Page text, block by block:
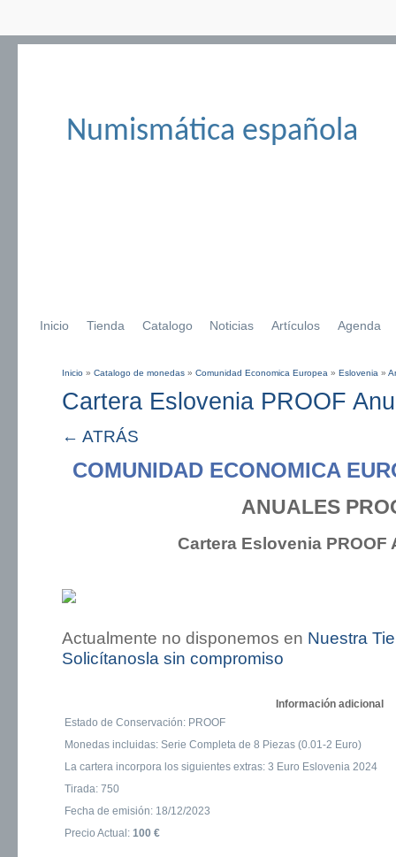
Numismática española
Inicio Tienda Catalogo Noticias Artículos Agenda
Se encuentra usted aquí
Inicio » Catalogo de monedas » Comunidad Economica Europea » Eslovenia »
Cartera Eslovenia PROOF
← ATRÁS
COMUNIDAD ECONOMICA
ANUALES
Cartera Eslovenia PROOF
Actualmente no disponemos en Nuestra
Solicítanosla sin compromiso
Información adicional
Estado de Conservación: PROOF
Monedas incluidas: Serie Completa de 8 Piezas (0.01-2 Euro)
La cartera incorpora los siguientes extras: 3 Euro Eslovenia 2024
Tirada: 750
Fecha de emisión: 18/12/2023
Precio Actual: 100 €